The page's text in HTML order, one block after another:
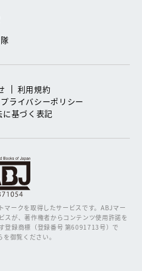
利用規約
プライバシーポリシー
基づく表記
ークを取得したサービスです。ABJマー
スが、著作権者からコンテンツ使用許諾を
登録商標（登録番号 第6091713号）で
御覧ください。